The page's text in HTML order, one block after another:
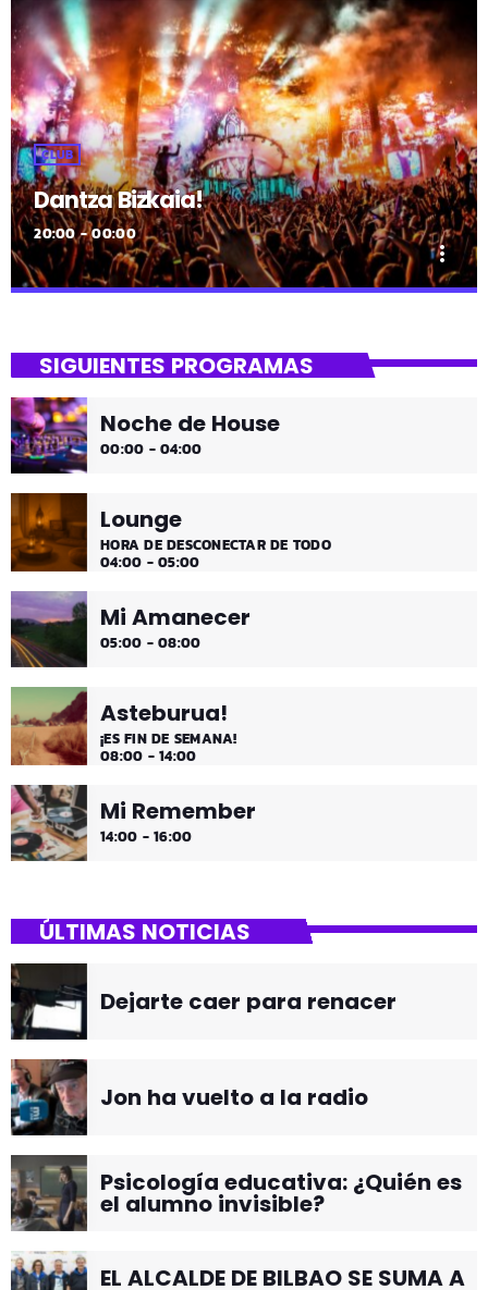
CLUB
Dantza Bizkaia!
20:00 - 00:00
more_vert
Asteburuak zureak eta gureak dira! Dantza Bizkaia!
SIGUIENTES PROGRAMAS
Noche de House
00:00 - 04:00
Lounge
HORA DE DESCONECTAR DE TODO
04:00 - 05:00
Mi Amanecer
05:00 - 08:00
Asteburua!
¡ES FIN DE SEMANA!
08:00 - 14:00
Mi Remember
14:00 - 16:00
ÚLTIMAS NOTICIAS
Dejarte caer para renacer
Jon ha vuelto a la radio
Psicología educativa: ¿Quién es
el alumno invisible?
EL ALCALDE DE BILBAO SE SUMA A